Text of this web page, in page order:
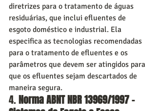
diretrizes para o tratamento de águas
residuárias, que inclui efluentes de
esgoto doméstico e industrial. Ela
especifica as tecnologias recomendadas
para o tratamento de efluentes e os
parâmetros que devem ser atingidos para
que os efluentes sejam descartados de
maneira segura.
4. Norma ABNT NBR 13969/1997 –